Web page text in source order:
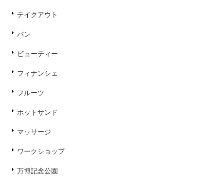
テイクアウト
パン
ビューティー
フィナンシェ
フルーツ
ホットサンド
マッサージ
ワークショップ
万博記念公園